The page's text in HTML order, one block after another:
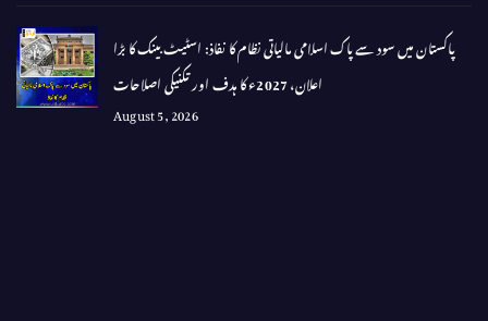
پاکستان میں سود سے پاک اسلامی مالیاتی نظام کا نفاذ: اسٹیٹ بینک کا بڑا
اعلان، 2027ء کا ہدف اور تکنیکی اصلاحات
August 5, 2026